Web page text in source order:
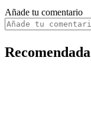
Añade tu comentario
Recomendada